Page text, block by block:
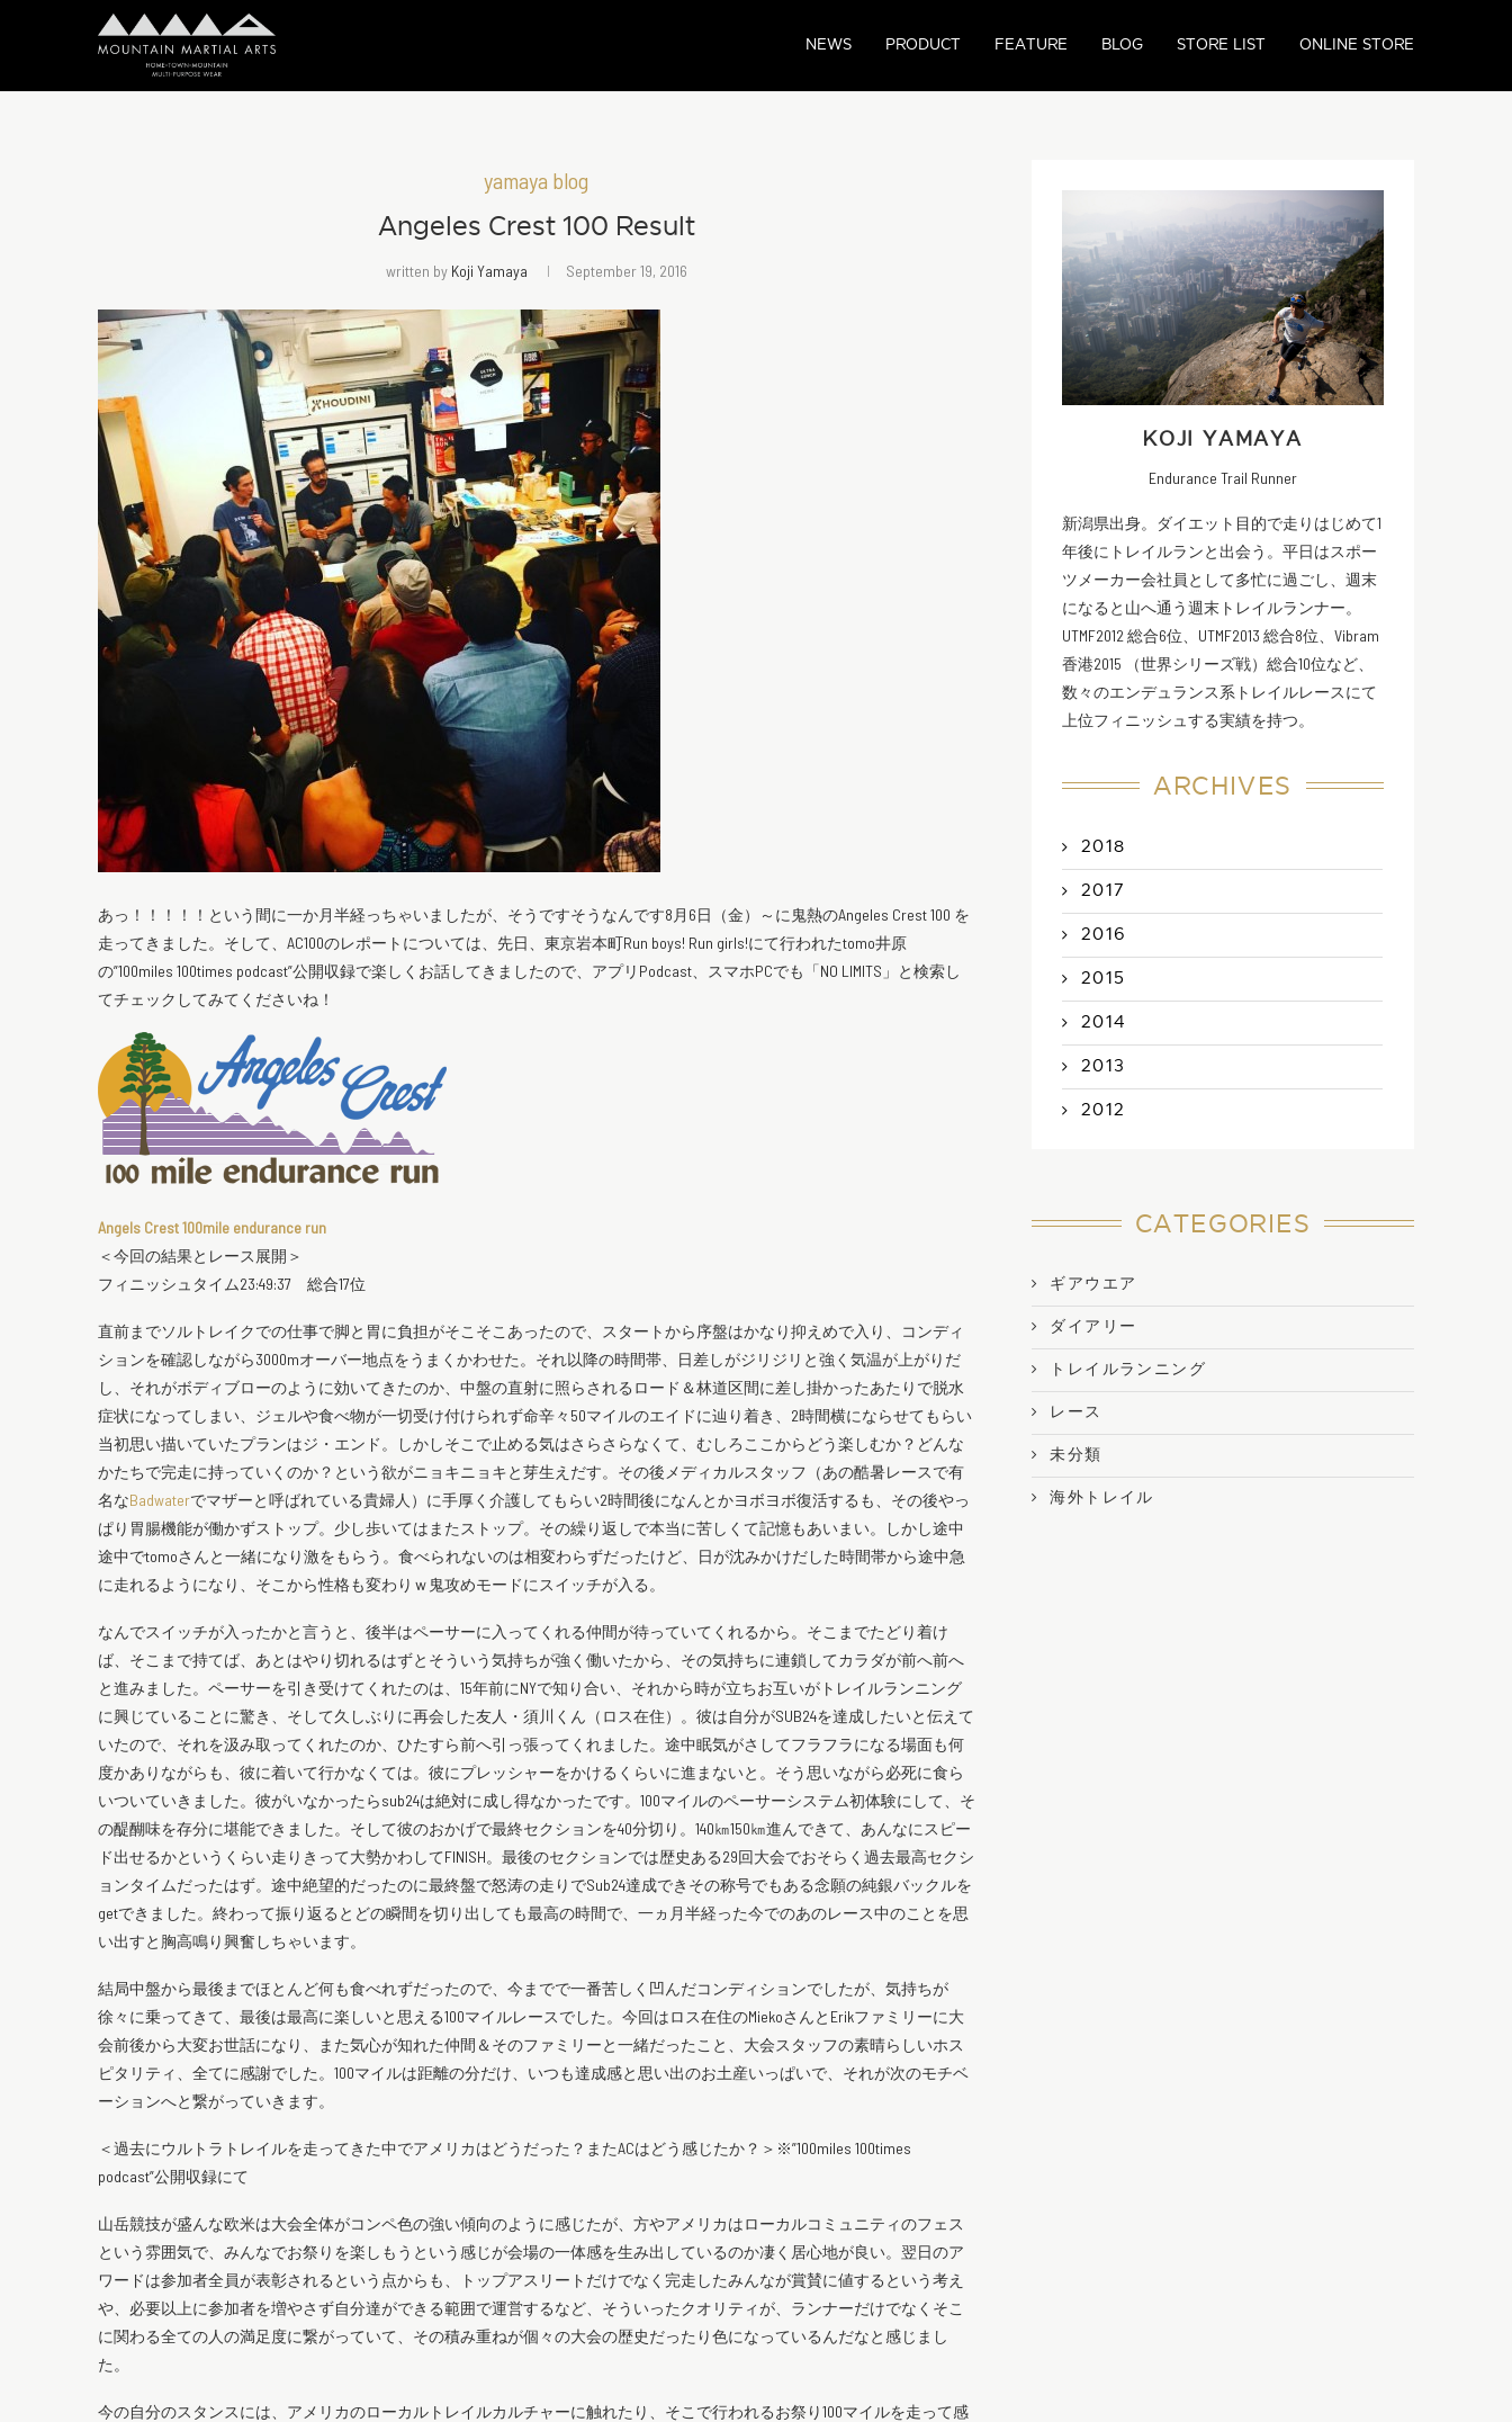
NEWS PRODUCT FEATURE BLOG STORE LIST ONLINE STORE
yamaya blog
Angeles Crest 100 Result
written by Koji Yamaya September 19, 2016
あっ！！！！！という間に一か月半経っちゃいましたが、そうですそうなんです8月6日（金）～に鬼熱のAngeles Crest 100 を
走ってきました。そして、AC100のレポートについては、先日、東京岩本町Run boys! Run girls!にて行われたtomo井原
の”100miles 100times podcast”公開収録で楽しくお話してきましたので、アプリPodcast、スマホPCでも「NO LIMITS」と検索し
てチェックしてみてくださいね！
Angels Crest 100mile endurance run
＜今回の結果とレース展開＞
フィニッシュタイム23:49:37 総合17位
直前までソルトレイクでの仕事で脚と胃に負担がそこそこあったので、スタートから序盤はかなり抑えめで入り、コンディ
ションを確認しながら3000mオーバー地点をうまくかわせた。それ以降の時間帯、日差しがジリジリと強く気温が上がりだ
し、それがボディブローのように効いてきたのか、中盤の直射に照らされるロード＆林道区間に差し掛かったあたりで脱水
症状になってしまい、ジェルや食べ物が一切受け付けられず命辛々50マイルのエイドに辿り着き、2時間横にならせてもらい
当初思い描いていたプランはジ・エンド。しかしそこで止める気はさらさらなくて、むしろここからどう楽しむか？どんな
かたちで完走に持っていくのか？という欲がニョキニョキと芽生えだす。その後メディカルスタッフ（あの酷暑レースで有
名なBadwaterでマザーと呼ばれている貴婦人）に手厚く介護してもらい2時間後になんとかヨボヨボ復活するも、その後やっ
ぱり胃腸機能が働かずストップ。少し歩いてはまたストップ。その繰り返しで本当に苦しくて記憶もあいまい。しかし途中
途中でtomoさんと一緒になり激をもらう。食べられないのは相変わらずだったけど、日が沈みかけだした時間帯から途中急
に走れるようになり、そこから性格も変わりｗ鬼攻めモードにスイッチが入る。
なんでスイッチが入ったかと言うと、後半はペーサーに入ってくれる仲間が待っていてくれるから。そこまでたどり着け
ば、そこまで持てば、あとはやり切れるはずとそういう気持ちが強く働いたから、その気持ちに連鎖してカラダが前へ前へ
と進みました。ペーサーを引き受けてくれたのは、15年前にNYで知り合い、それから時が立ちお互いがトレイルランニング
に興じていることに驚き、そして久しぶりに再会した友人・須川くん（ロス在住）。彼は自分がSUB24を達成したいと伝えて
いたので、それを汲み取ってくれたのか、ひたすら前へ引っ張ってくれました。途中眠気がさしてフラフラになる場面も何
度かありながらも、彼に着いて行かなくては。彼にプレッシャーをかけるくらいに進まないと。そう思いながら必死に食ら
いついていきました。彼がいなかったらsub24は絶対に成し得なかったです。100マイルのペーサーシステム初体験にして、そ
の醍醐味を存分に堪能できました。そして彼のおかげで最終セクションを40分切り。140㎞150㎞進んできて、あんなにスピー
ド出せるかというくらい走りきって大勢かわしてFINISH。最後のセクションでは歴史ある29回大会でおそらく過去最高セクシ
ョンタイムだったはず。途中絶望的だったのに最終盤で怒涛の走りでSub24達成できその称号でもある念願の純銀バックルを
getできました。終わって振り返るとどの瞬間を切り出しても最高の時間で、一ヵ月半経った今でのあのレース中のことを思
い出すと胸高鳴り興奮しちゃいます。
結局中盤から最後までほとんど何も食べれずだったので、今までで一番苦しく凹んだコンディションでしたが、気持ちが
徐々に乗ってきて、最後は最高に楽しいと思える100マイルレースでした。今回はロス在住のMiekoさんとErikファミリーに大
会前後から大変お世話になり、また気心が知れた仲間＆そのファミリーと一緒だったこと、大会スタッフの素晴らしいホス
ピタリティ、全てに感謝でした。100マイルは距離の分だけ、いつも達成感と思い出のお土産いっぱいで、それが次のモチベ
ーションへと繋がっていきます。
＜過去にウルトラトレイルを走ってきた中でアメリカはどうだった？またACはどう感じたか？＞※”100miles 100times
podcast”公開収録にて
山岳競技が盛んな欧米は大会全体がコンペ色の強い傾向のように感じたが、方やアメリカはローカルコミュニティのフェス
という雰囲気で、みんなでお祭りを楽しもうという感じが会場の一体感を生み出しているのか凄く居心地が良い。翌日のア
ワードは参加者全員が表彰されるという点からも、トップアスリートだけでなく完走したみんなが賞賛に値するという考え
や、必要以上に参加者を増やさず自分達ができる範囲で運営するなど、そういったクオリティが、ランナーだけでなくそこ
に関わる全ての人の満足度に繋がっていて、その積み重ねが個々の大会の歴史だったり色になっているんだなと感じまし
た。
今の自分のスタンスには、アメリカのローカルトレイルカルチャーに触れたり、そこで行われるお祭り100マイルを走って感
KOJI YAMAYA
Endurance Trail Runner
新潟県出身。ダイエット目的で走りはじめて1
年後にトレイルランと出会う。平日はスポー
ツメーカー会社員として多忙に過ごし、週末
になると山へ通う週末トレイルランナー。
UTMF2012 総合6位、UTMF2013 総合8位、Vibram
香港2015 （世界シリーズ戦）総合10位など、
数々のエンデュランス系トレイルレースにて
上位フィニッシュする実績を持つ。
ARCHIVES
2018
2017
2016
2015
2014
2013
2012
CATEGORIES
ギアウエア
ダイアリー
トレイルランニング
レース
未分類
海外トレイル